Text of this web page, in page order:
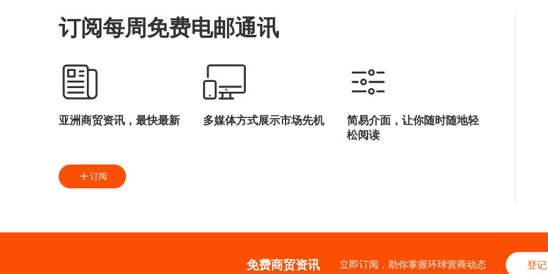
订阅每周免费电邮通讯
亚洲商贸资讯，最快最新 多媒体方式展示市场先机
简易介面，让你随时随地轻
松阅读
订阅
免费商贸资讯 立即订阅，助你掌握环球营商动态 登记